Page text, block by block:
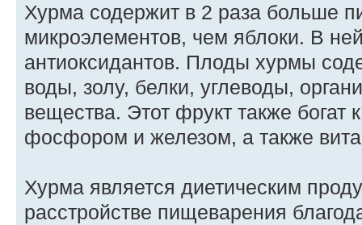
Хурма содержит в 2 раза больше
микроэлементов, чем яблоки. В
антиоксидантов. Плоды хурмы
воды, золу, белки, углеводы,
вещества. Этот фрукт также
фосфором и железом, а также
Хурма является диетическим
расстройстве пищеварения